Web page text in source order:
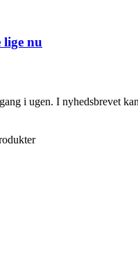
lige nu
i ugen. I nyhedsbrevet